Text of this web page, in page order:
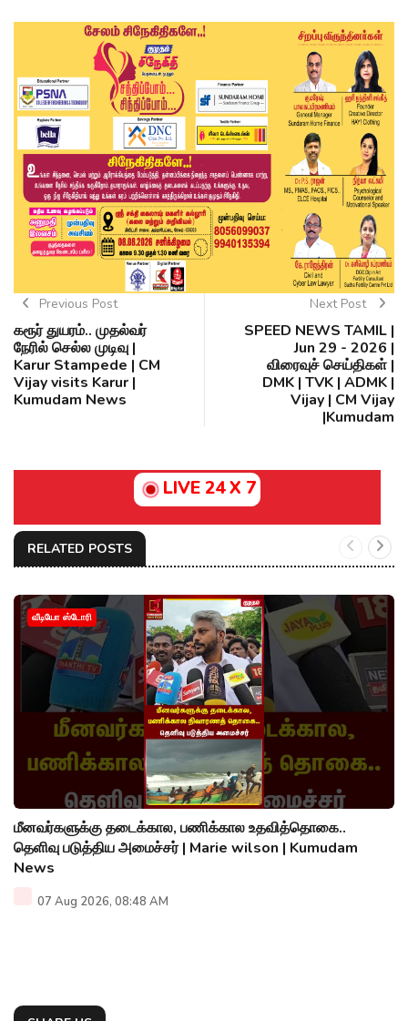
Previous Post
கரூர் துயரம்.. முதல்வர்
நேரில் செல்ல முடிவு |
Karur Stampede | CM
Vijay visits Karur |
Kumudam News
Next Post
SPEED NEWS TAMIL |
Jun 29 - 2026 |
விரைவுச் செய்திகள் |
DMK | TVK | ADMK |
Vijay | CM Vijay
|Kumudam
LIVE 24 X 7
RELATED POSTS
வீடியோ ஸ்டோரி
மீனவர்களுக்கு தடைக்கால, பணிக்கால உதவித்தொகை..
தெளிவு படுத்திய அமைச்சர் | Marie wilson | Kumudam
News
07 Aug 2026, 08:48 AM